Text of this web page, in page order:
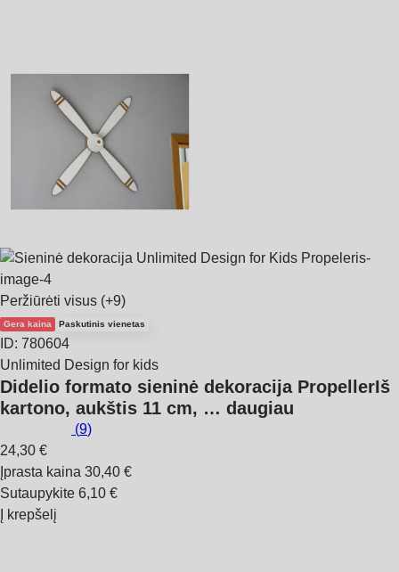
Peržiūrėti visus (+9)
Gera kaina Paskutinis vienetas
ID: 780604
Unlimited Design for kids
Didelio formato sieninė dekoracija PropellerIš
kartono, aukštis 11 cm, … daugiau
(9)
24,30 €
Įprasta kaina 30,40 €
Sutaupykite 6,10 €
Į krepšelį